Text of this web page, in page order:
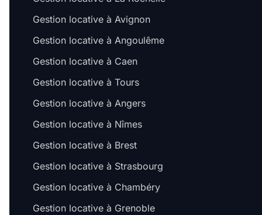
Gestion locative à Avignon
Gestion locative à Angoulême
Gestion locative à Caen
Gestion locative à Tours
Gestion locative à Angers
Gestion locative à Nîmes
Gestion locative à Brest
Gestion locative à Strasbourg
Gestion locative à Chambéry
Gestion locative à Grenoble